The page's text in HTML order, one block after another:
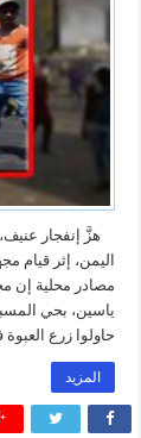
هزَّ إنفجار عنيف،
اليمن، إثر قيام
مصادر محلية إن
ياسين، بحي
حاولوا زرع العبوة
المزيد